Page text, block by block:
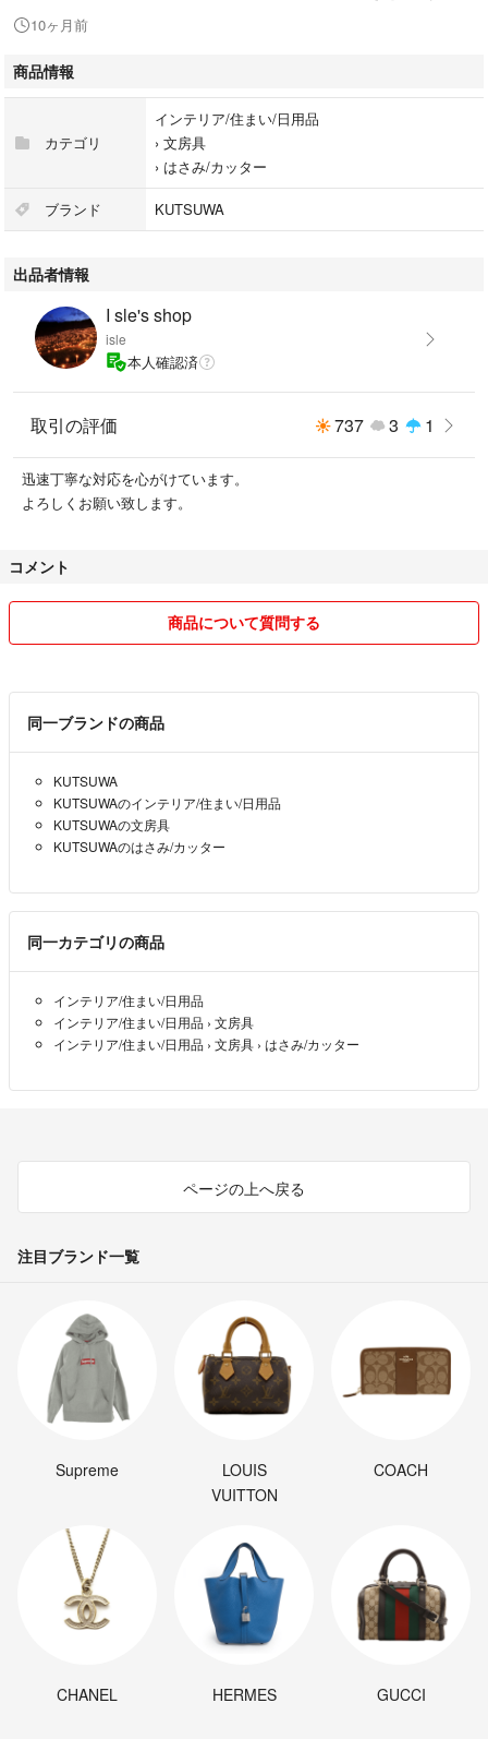
10ヶ月前
商品情報
カテゴリ
インテリア/住まい/日用品
› 文房具
› はさみ/カッター
ブランド KUTSUWA
出品者情報
I sle's shop
isle
本人確認済
取引の評価 737 3 1
迅速丁寧な対応を心がけています。
よろしくお願い致します。
コメント
商品について質問する
同一ブランドの商品
KUTSUWA
KUTSUWAのインテリア/住まい/日用品
KUTSUWAの文房具
KUTSUWAのはさみ/カッター
同一カテゴリの商品
インテリア/住まい/日用品
インテリア/住まい/日用品 › 文房具
インテリア/住まい/日用品 › 文房具 › はさみ/カッター
ページの上へ戻る
注目ブランド一覧
Supreme
LOUIS
VUITTON
COACH
CHANEL HERMES GUCCI